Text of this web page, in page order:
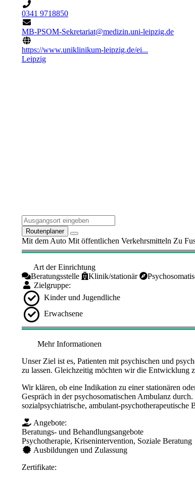
0341 9718850
MB-PSOM-Sekretariat@medizin.uni-leipzig.de
https://www.uniklinikum-leipzig.de/ei...
Leipzig
Routenplaner
Mit dem Auto Mit öffentlichen Verkehrsmitteln Zu
Art der Einrichtung
Beratungsstelle
Klinik/stationär
Zielgruppe:
Kinder und Jugendliche
Erwachsene
Mehr Informationen
​Unser Ziel ist es, Patienten mit psychischen und
zu lassen. Gleichzeitig möchten wir die Entwicklung
Wir klären, ob eine Indikation zu einer stationären
Gespräch in der psychosomatischen Ambulanz
sozialpsychiatrische, ambulant-psychotherapeutische
Angebote:
Beratungs- und Behandlungsangebote
Psychotherapie, Krisenintervention, Soziale Beratung
Ausbildungen und Zulassung
Zertifikate: